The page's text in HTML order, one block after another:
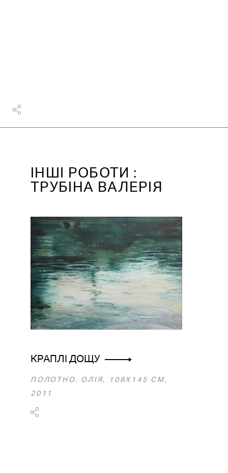
IНШІ РОБОТИ :
ТРУБІНА ВАЛЕРІЯ
КРАПЛІ ДОЩУ
ПОЛОТНО, ОЛІЯ, 108Х145 CM,
2011